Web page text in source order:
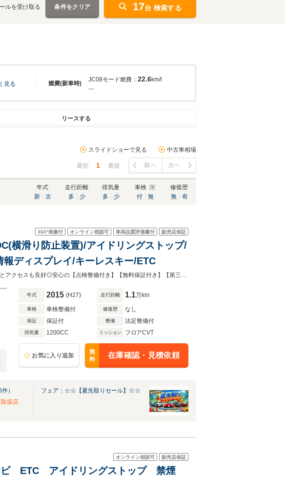
ルを受け取る 条件をクリア 17台 検索する
燃費(新車時)
見る
JC08モード燃費： 22.6km/l
---
リースする
スライドショーで見る 中古車相場
最初 1 最後 前へ 次へ
年式
新
古
走行距離
多
少
排気量
多
少
車検
付
無
修復歴
無
有
360°画像付 オンライン相談可 車両品質評価書付 販売店保証
横滑り防止装置)/アイドリングストップ/
ディスプレイ/キーレスキー/ETC
自社認証工場併設！国道16号沿い、柏インターから3分とアクセスも良好◎安心の【点検整備付き】【無料保証付き】【第三者機関品質評価書付き】！表示総額で乗り出し出来ます！！
年式 2015 (H27) 走行距離 1.1万km
車検 車検整備付 修復歴 なし
保証 保証付 整備 法定整備付
排気量 1200CC ミッション フロアCVT
お気に入り追加
無
料
在庫確認・見積依頼
件）
扱店
フェア：☆☆【夏先取りセール】☆☆
オンライン相談可 販売店保証
ビ ETC アイドリングストップ 禁煙